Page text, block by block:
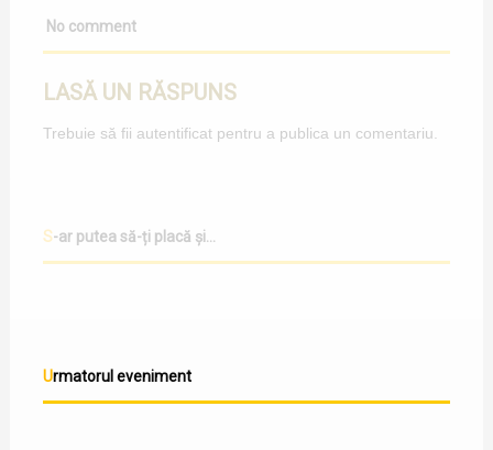
No comment
LASĂ UN RĂSPUNS
Trebuie să fii autentificatpentru a publica un comentariu.
S-ar putea să-ți placă și...
Urmatorul eveniment